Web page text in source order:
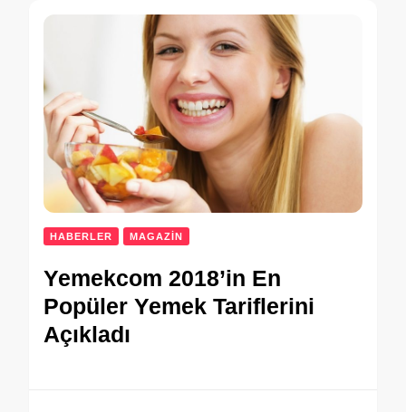
HABERLER MAGAZİN
Yemekcom 2018’in En
Popüler Yemek Tariflerini
Açıkladı